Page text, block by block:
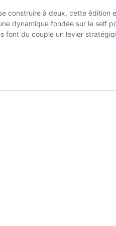
construire à deux, cette
dynamique fondée sur le
font du couple un levier